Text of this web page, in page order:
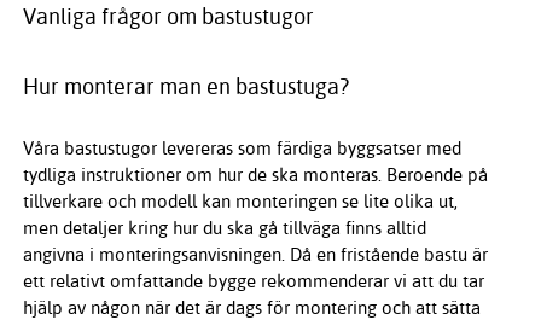
Vanliga frågor om bastustugor
Hur monterar man en bastustuga?
Våra bastustugor levereras som färdiga byggsatser med
tydliga instruktioner om hur de ska monteras. Beroende på
tillverkare och modell kan monteringen se lite olika ut,
men detaljer kring hur du ska gå tillväga finns alltid
angivna i monteringsanvisningen. Då en fristående bastu är
ett relativt omfattande bygge rekommenderar vi att du tar
hjälp av någon när det är dags för montering och att sätta